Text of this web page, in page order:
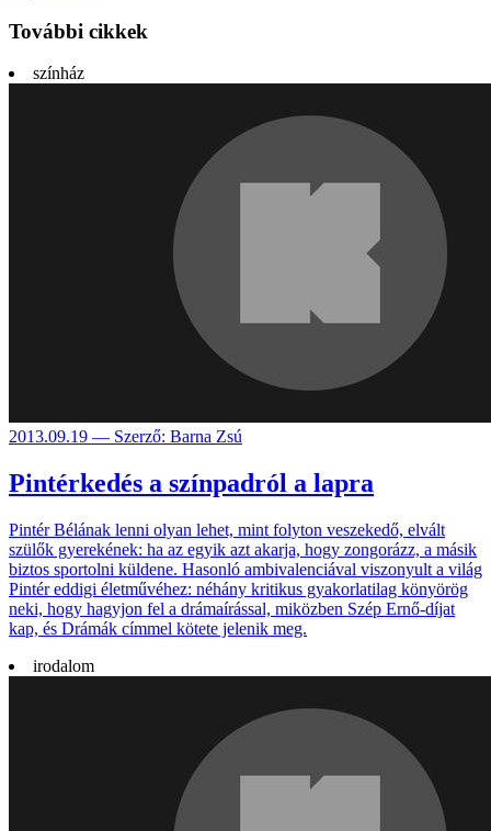
További cikkek
színház
2013.09.19 — Szerző: Barna Zsú
Pintérkedés a színpadról a lapra
Pintér Bélának lenni olyan lehet, mint folyton vesze­kedő, elvált
szülők gyere­kének: ha az egyik azt akarja, hogy zon­gorázz, a másik
biztos spor­tolni küldene. Hasonló ambi­valen­ciával viszo­nyult a világ
Pintér eddigi élet­művé­hez: néhány kritikus gyakor­latilag könyö­rög
neki, hogy hagy­jon fel a dráma­írással, mi­köz­ben Szép Ernő-díjat
kap, és Drámák címmel kötete jelenik meg.
irodalom